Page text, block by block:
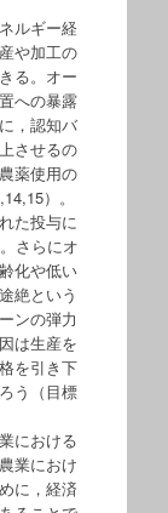
ルギー経
や加工の
る。オー
への暴露
，認知バ
させるの
薬使用の
）。
た投与に
さらにオ
化や低い
絶という
ンの弾力
は生産を
を引き下
う（目標
における
業におけ
に，経済